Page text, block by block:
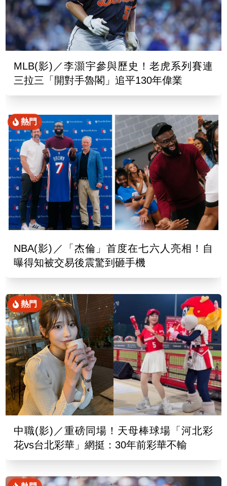
MLB(影)／李灝宇參與歷史！老虎系列賽連
三拉三「開對手魯閣」追平130年偉業
熱門
NBA(影)／「杰倫」首度在七六人亮相！自
曝得知被交易後震驚到砸手機
熱門
中職(影)／重磅同場！天母棒球場「河北彩
花vs台北彩華」網挺：30年前彩華不輸